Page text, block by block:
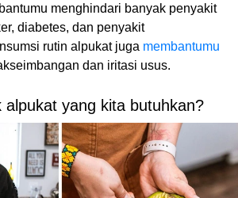
menghindari banyak penyakit
diabetes, dan penyakit
rutin alpukat juga membantumu
dan iritasi usus.
alpukat yang kita butuhkan?